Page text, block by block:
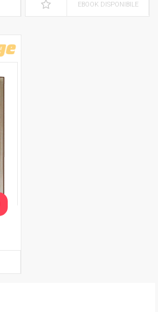
EBOOK DISPONIBILE